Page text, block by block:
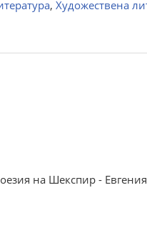
, Художествена
на Шекспир -